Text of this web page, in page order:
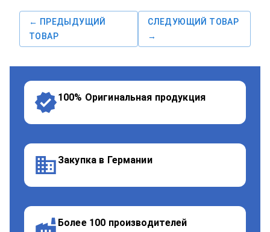
← ПРЕДЫДУЩИЙ
ТОВАР
СЛЕДУЮЩИЙ ТОВАР
→
100% Оригинальная продукция
Закупка в Германии
Более 100 производителей